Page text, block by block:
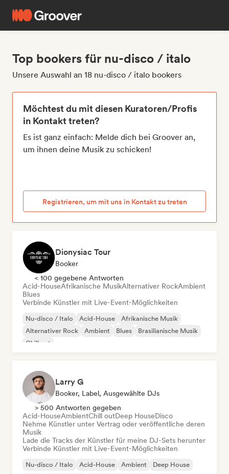
Top bookers für nu-disco / italo
Unsere Auswahl an 18 nu-disco / italo bookers
Möchtest du mit diesen Kuratoren/Profis
in Kontakt treten?
Es ist ganz einfach: Melde dich bei Groover an,
um ihnen deine Musik zu schicken!
Registrieren, um mit uns in Kontakt zu treten
Dionysiac Tour
Booker
< 100 gegebene Antworten
Acid-HouseAfrikanische MusikAlternativer RockAmbient
Blues
Verbinde Künstler mit Live-Event-Möglichkeiten
Nu-disco / Italo Acid-House
Afrikanische Musik
Alternativer Rock
Ambient Blues
Brasilianische Musik
Chill out
Larry G
Booker, Label, Ausgewählte DJs
> 500 Antworten gegeben
Acid-HouseAmbientChill outDeep HouseDisco
Nehme Künstler unter Vertrag oder veröffentliche deren
Musik
Lade die Tracks der Künstler für meine DJ-Sets herunter
Verbinde Künstler mit Live-Event-Möglichkeiten
Nu-disco / Italo Acid-House Ambient
Deep House